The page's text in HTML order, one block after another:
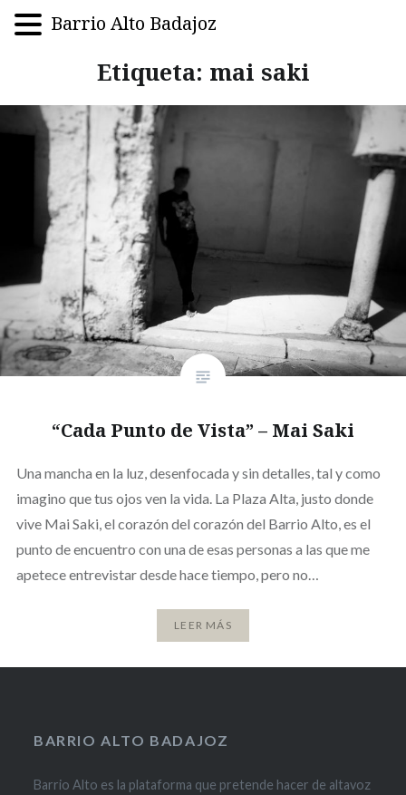
Etiqueta: mai saki
“Cada Punto de Vista” – Mai Saki
Una mancha en la luz, desenfocada y sin detalles, tal y como
imagino que tus ojos ven la vida. La Plaza Alta, justo donde
vive Mai Saki, el corazón del corazón del Barrio Alto, es el
punto de encuentro con una de esas personas a las que me
apetece entrevistar desde hace tiempo, pero no…
LEER MÁS
BARRIO ALTO BADAJOZ
Barrio Alto es la plataforma que pretende hacer de altavoz
Barrio Alto Badajoz